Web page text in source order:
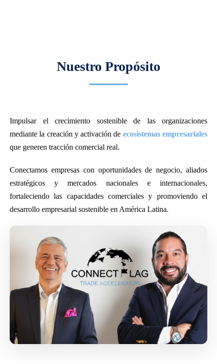
Nuestro Propósito
Impulsar el crecimiento sostenible de las organizaciones
mediante la creación y activación de ecosistemas empresariales
que generen tracción comercial real.
Conectamos empresas con oportunidades de negocio, aliados
estratégicos y mercados nacionales e internacionales,
fortaleciendo las capacidades comerciales y promoviendo el
desarrollo empresarial sostenible en América Latina.